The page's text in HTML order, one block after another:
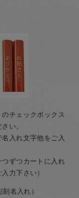
チェックボックス
い。
入れ文字他をご入
つずつカートに入れ
力下さい）
名入れ）